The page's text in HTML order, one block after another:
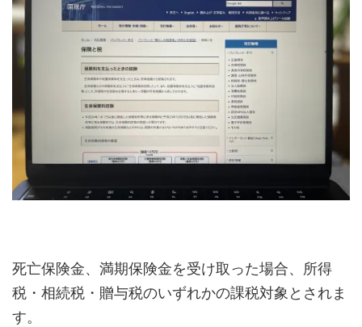
死亡保険金、満期保険金を受け取った場合、所得
税・相続税・贈与税のいずれかの課税対象とされま
す。